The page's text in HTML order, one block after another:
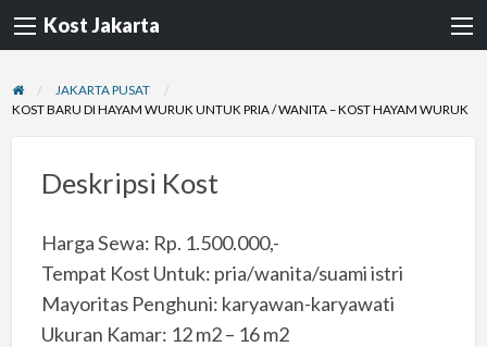
Kost Jakarta
JAKARTA PUSAT
KOST BARU DI HAYAM WURUK UNTUK PRIA / WANITA – KOST HAYAM WURUK
Deskripsi Kost
Harga Sewa: Rp. 1.500.000,-
Tempat Kost Untuk: pria/wanita/suami istri
Mayoritas Penghuni: karyawan-karyawati
Ukuran Kamar: 12 m2 – 16 m2